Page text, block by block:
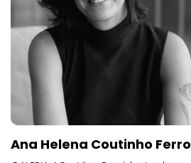
Ana Helena Coutinho Ferro